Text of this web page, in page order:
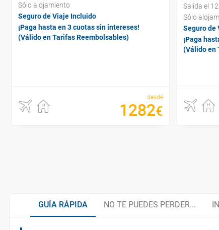
Sólo alojamiento
Seguro de Viaje Incluido
¡Paga hasta en 3 cuotas sin intereses!
(Válido en Tarifas Reembolsables)
desde
1282€
Salida el
Sólo
Seguro de
¡Paga
(Válido en
GUÍA RÁPIDA NO TE PUEDES PERDER...